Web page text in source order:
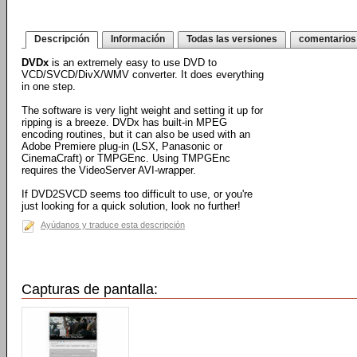
Descripción Información Todas las versiones comentarios
DVDx is an extremely easy to use DVD to
VCD/SVCD/DivX/WMV converter. It does everything
in one step.
The software is very light weight and setting it up for
ripping is a breeze. DVDx has built-in MPEG
encoding routines, but it can also be used with an
Adobe Premiere plug-in (LSX, Panasonic or
CinemaCraft) or TMPGEnc. Using TMPGEnc
requires the VideoServer AVI-wrapper.
If DVD2SVCD seems too difficult to use, or you're
just looking for a quick solution, look no further!
Ayúdanos y traduce esta descripción
Capturas de pantalla: